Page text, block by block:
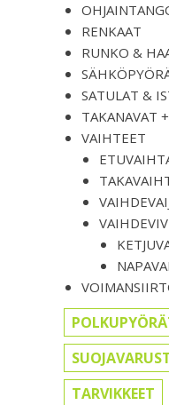
RENKAAT
RUNKO &
SATULAT &
TAKANAVAT
VAIHTEET
TARVIKKEET